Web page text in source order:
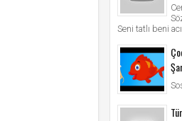
Seni tatlı beni